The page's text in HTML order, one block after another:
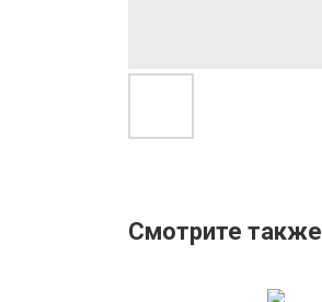
Смотрите также